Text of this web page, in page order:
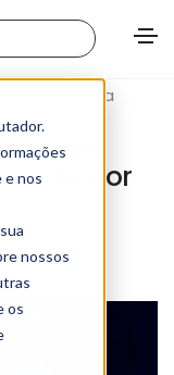
e nos
nossos
os
Aunica
como
por